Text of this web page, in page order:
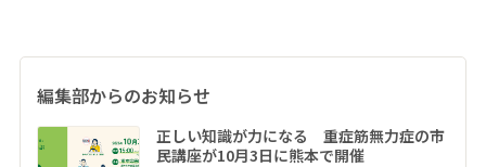
編集部からのお知らせ
正しい知識が力になる 重症筋無力症の市
民講座が10月3日に熊本で開催